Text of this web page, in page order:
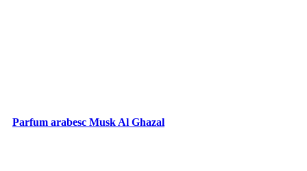
Parfum arabesc Musk Al Ghazal